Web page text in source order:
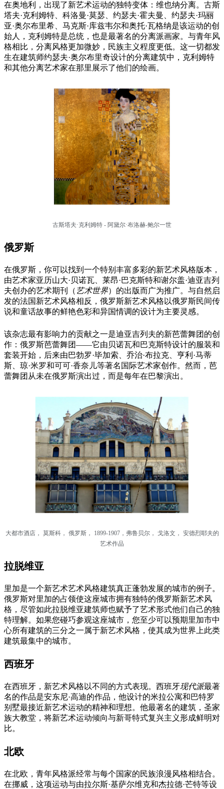
在奥地利，出现了新艺术运动的独特变体：维也纳分离。古斯
塔夫·克利姆特、科洛曼·莫瑟、约瑟夫·霍夫曼、约瑟夫·玛丽
亚·奥尔布里希、马克斯·库兹韦尔和奥托·瓦格纳是该运动的创
始人，克利姆特是总统，也是最著名的分离派画家。与青年风
格相比，分离风格更加微妙，民族主义程度更低。这一切都发
生在建筑师约瑟夫·奥尔布里奇设计的分离建筑中，克利姆特
和其他分离艺术家在那里展示了他们的绘画。
古斯塔夫·克利姆特 - 阿黛尔·布洛赫-鲍尔一世
俄罗斯
在俄罗斯，你可以找到一个特别丰富多彩的新艺术风格版本，
由艺术家亚历山大·贝诺瓦、莱昂·巴克斯特和谢尔盖·迪亚吉列
夫创办的艺术期刊（ 艺术世界）的出版而广为推广。与自然启
发的法国新艺术风格相反，俄罗斯新艺术风格以俄罗斯民间传
说和童话故事的鲜艳色彩和异国情调的设计为主要灵感。
该杂志最有影响力的贡献之一是迪亚吉列夫的新芭蕾舞团的创
作：俄罗斯芭蕾舞团——它由贝诺瓦和巴克斯特设计的服装和
套装开始，后来由巴勃罗·毕加索、乔治·布拉克、亨利·马蒂
斯、琼·米罗和可可·香奈儿等著名国际艺术家创作。然而，芭
蕾舞团从未在俄罗斯演出过，而是每年在巴黎演出。
大都市酒店， 莫斯科， 俄罗斯， 1899-1907，弗鲁贝尔， 戈洛文， 安德烈耶夫的
艺术作品
拉脱维亚
里加是一个新艺术艺术风格建筑真正蓬勃发展的城市的例子。
俄罗斯对里加的占领使这座城市拥有独特的俄罗斯新艺术风
格，尽管如此拉脱维亚建筑师也赋予了艺术形式他们自己的独
特理解。如果您碰巧参观这座城市，您至少可以预期里加市中
心所有建筑的三分之一属于新艺术风格，使其成为世界上此类
建筑最集中的城市。
西班牙
在西班牙，新艺术风格以不同的方式表现。西班牙现代派最著
名的作品是安东尼·高迪的作品，他设计的米拉公寓和巴特罗
别墅最接近新艺术运动的精神和理想。他最著名的建筑，圣家
族大教堂，将新艺术运动倾向与新哥特式复兴主义形成鲜明对
比。
北欧
在北欧，青年风格派经常与每个国家的民族浪漫风格相结合。
在挪威，这项运动与由拉尔斯·基萨尔维克和杰拉德·芒特等设